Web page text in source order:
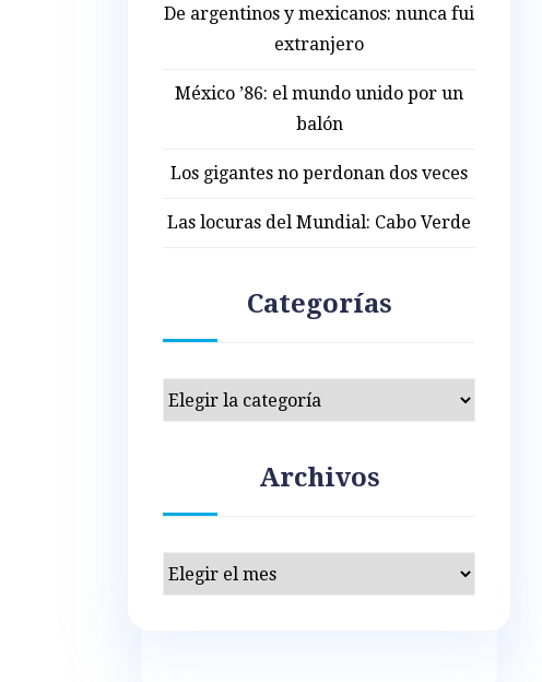
De argentinos y mexicanos: nunca fui
extranjero
México ’86: el mundo unido por un
balón
Los gigantes no perdonan dos veces
Las locuras del Mundial: Cabo Verde
Categorías
Categorías
Archivos
Archivos